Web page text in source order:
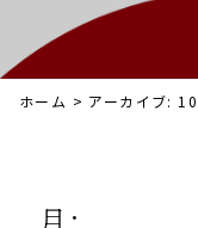
ホーム > アーカイブ:
月: